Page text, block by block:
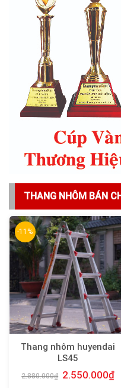
THANG NHÔM BÁN
-11%
Thang nhôm huyendai
LS45
2.880.000₫ 2.550.000₫